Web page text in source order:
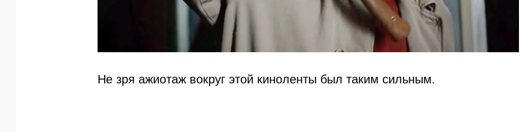
Не зря ажиотаж вокруг этой киноленты был таким сильным.